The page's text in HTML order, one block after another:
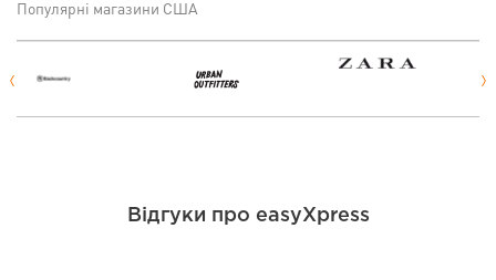
Популярні магазини США
Відгуки про easyXpress